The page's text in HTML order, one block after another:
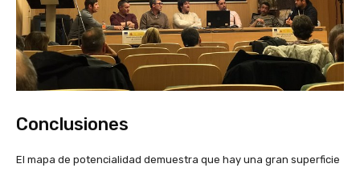
Conclusiones
El mapa de potencialidad demuestra que hay una gran superficie